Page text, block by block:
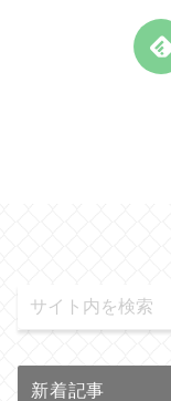
新着記事